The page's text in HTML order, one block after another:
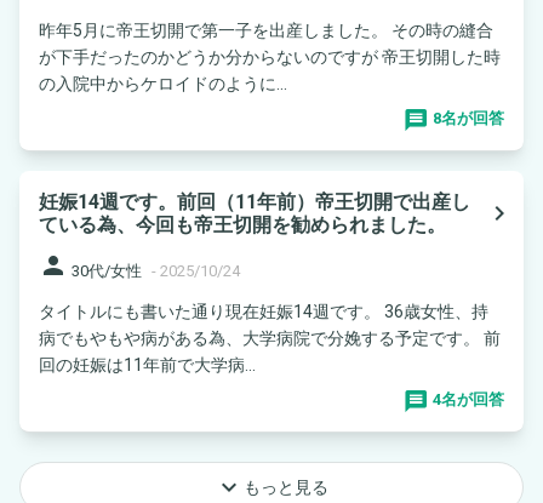
昨年5月に帝王切開で第一子を出産しました。 その時の縫合
が下手だったのかどうか分からないのですが 帝王切開した時
の入院中からケロイドのように...
8名が回答
妊娠14週です。前回（11年前）帝王切開で出産し
ている為、今回も帝王切開を勧められました。
navigate_next
person 30代/女性 - 2025/10/24
タイトルにも書いた通り現在妊娠14週です。 36歳女性、持
病でもやもや病がある為、大学病院で分娩する予定です。 前
回の妊娠は11年前で大学病...
4名が回答
keyboard_arrow_down もっと見る